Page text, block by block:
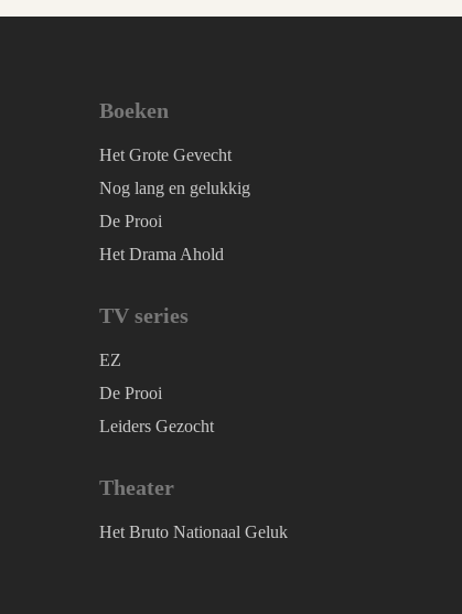
Boeken
Het Grote Gevecht
Nog lang en gelukkig
De Prooi
Het Drama Ahold
TV series
EZ
De Prooi
Leiders Gezocht
Theater
Het Bruto Nationaal Geluk